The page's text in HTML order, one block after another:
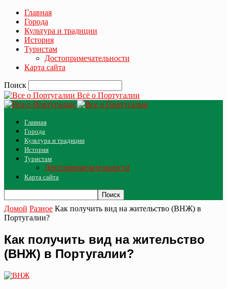
Главная
Города
Культура и традиции
История
Туристам
Достопримечательности
Карта сайта
Поиск
Всё о Португалии
Главная
Города
Культура и традиции
История
Туристам
Достопримечательности
Карта сайта
Домой Разное Как получить вид на жительство (ВНЖ) в
Португалии?
Как получить вид на жительство
(ВНЖ) в Португалии?